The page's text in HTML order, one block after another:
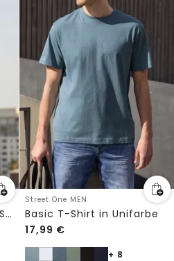
T-Shirt mit Rundhals in Space-Dye-Optik
Street One MEN
Basic T-Shirt in Unifarbe
17,99 €
+ 8